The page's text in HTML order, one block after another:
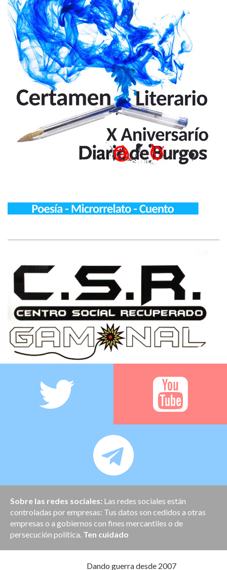
Sobre las redes sociales: Las redes sociales están
controladas por empresas: Tus datos son cedidos a otras
empresas o a gobiernos con fines mercantiles o de
persecución política. Ten cuidado
Dando guerra desde 2007